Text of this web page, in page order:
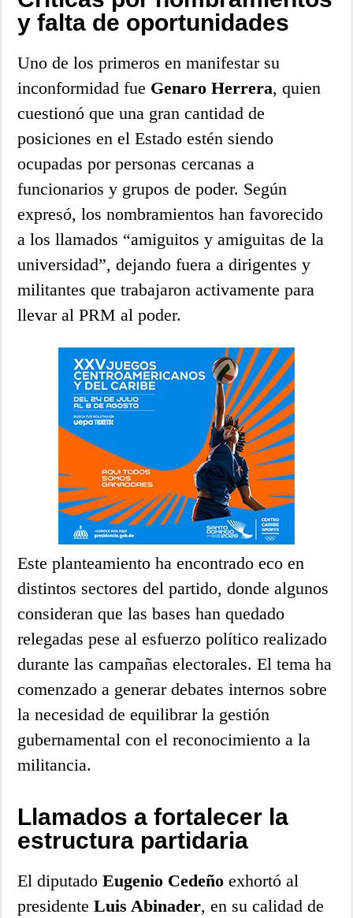
y falta de oportunidades
Uno de los primeros en manifestar su
inconformidad fue Genaro Herrera, quien
cuestionó que una gran cantidad de
posiciones en el Estado estén siendo
ocupadas por personas cercanas a
funcionarios y grupos de poder. Según
expresó, los nombramientos han favorecido
a los llamados “amiguitos y amiguitas de la
universidad”, dejando fuera a dirigentes y
militantes que trabajaron activamente para
llevar al PRM al poder.
Este planteamiento ha encontrado eco en
distintos sectores del partido, donde algunos
consideran que las bases han quedado
relegadas pese al esfuerzo político realizado
durante las campañas electorales. El tema ha
comenzado a generar debates internos sobre
la necesidad de equilibrar la gestión
gubernamental con el reconocimiento a la
militancia.
Llamados a fortalecer la
estructura partidaria
El diputadoEugenio Cedeño exhortó al
presidenteLuis Abinader, en su calidad de